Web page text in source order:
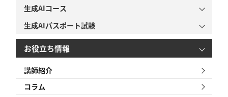
生成AIコース
生成AIパスポート試験
お役立ち情報
講師紹介
コラム